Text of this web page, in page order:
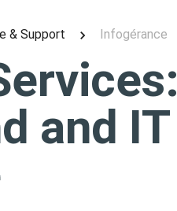
& Support Infogérance
and IT